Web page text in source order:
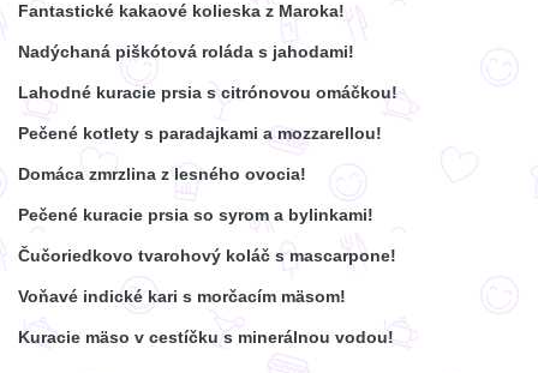
Fantastické kakaové kolieska z Maroka!
Nadýchaná piškótová roláda s jahodami!
Lahodné kuracie prsia s citrónovou omáčkou!
Pečené kotlety s paradajkami a mozzarellou!
Domáca zmrzlina z lesného ovocia!
Pečené kuracie prsia so syrom a bylinkami!
Čučoriedkovo tvarohový koláč s mascarpone!
Voňavé indické kari s morčacím mäsom!
Kuracie mäso v cestíčku s minerálnou vodou!